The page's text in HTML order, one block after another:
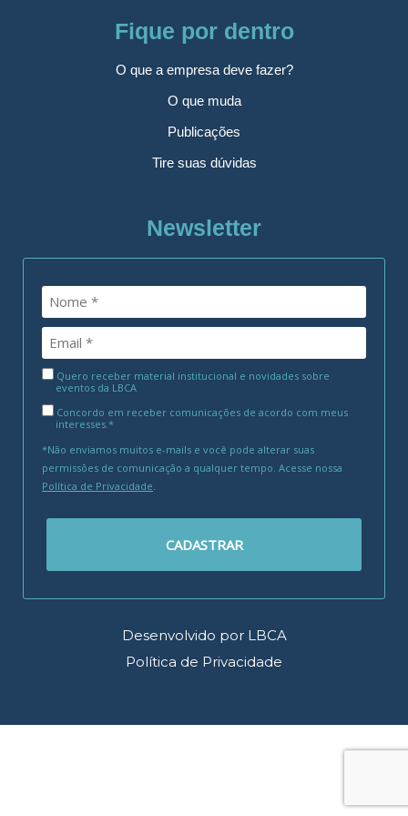
Fique por dentro
O que a empresa deve fazer?
O que muda
Publicações
Tire suas dúvidas
Newsletter
Quero receber material institucional e novidades sobre
eventos da LBCA
Concordo em receber comunicações de acordo com meus
interesses.*
*Não enviamos muitos e-mails e você pode alterar suas
permissões de comunicação a qualquer tempo. Acesse nossa
Política de Privacidade.
CADASTRAR
Desenvolvido por LBCA
Política de Privacidade